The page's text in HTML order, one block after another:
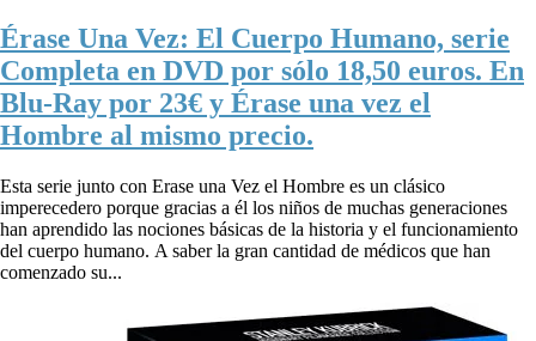
Érase Una Vez: El Cuerpo Humano, serie
Completa en DVD por sólo 18,50 euros. En
Blu-Ray por 23€ y Érase una vez el
Hombre al mismo precio.
Esta serie junto con Erase una Vez el Hombre es un clásico
imperecedero porque gracias a él los niños de muchas generaciones
han aprendido las nociones básicas de la historia y el funcionamiento
del cuerpo humano. A saber la gran cantidad de médicos que han
comenzado su...